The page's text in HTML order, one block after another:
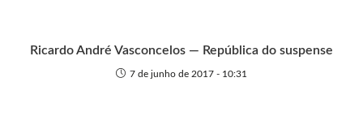
Ricardo André Vasconcelos — República do suspense
7 de junho de 2017 - 10:31